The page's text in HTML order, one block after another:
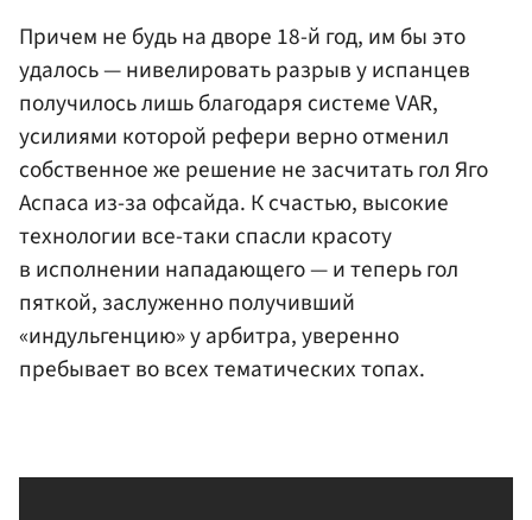
Причем не будь на дворе 18-й год, им бы это
удалось — нивелировать разрыв у испанцев
получилось лишь благодаря системе VAR,
усилиями которой рефери верно отменил
собственное же решение не засчитать гол Яго
Аспаса из-за офсайда. К счастью, высокие
технологии все-таки спасли красоту
в исполнении нападающего — и теперь гол
пяткой, заслуженно получивший
«индульгенцию» у арбитра, уверенно
пребывает во всех тематических топах.